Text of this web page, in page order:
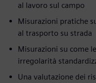
al lavoro sul campo
Misurazioni pratiche
al trasporto su strada
Misurazioni su come
irregolarità
Una valutazione dei